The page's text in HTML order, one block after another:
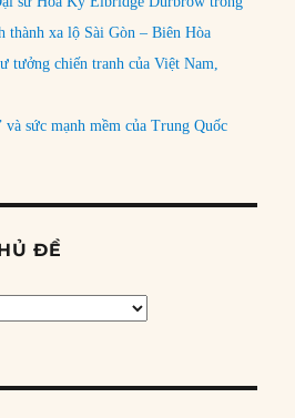
thành xa lộ Sài Gòn – Biên Hòa
tưởng chiến tranh của Việt Nam,
và sức mạnh mềm của Trung Quốc
ĐỀ